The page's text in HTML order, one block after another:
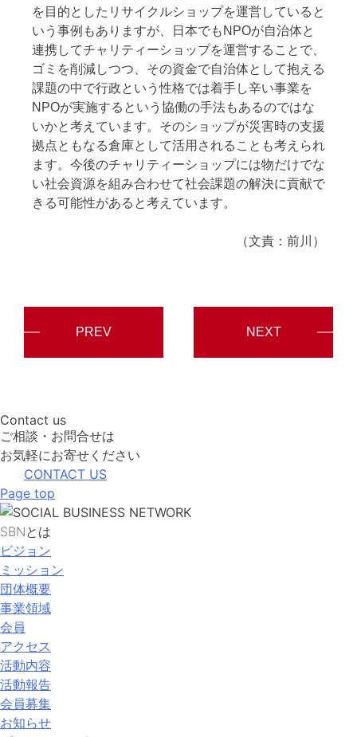
を目的としたリサイクルショップを運営していると
いう事例もありますが、日本でもNPOが自治体と
連携してチャリティーショップを運営することで、
ゴミを削減しつつ、その資金で自治体として抱える
課題の中で行政という性格では着手し辛い事業を
NPOが実施するという協働の手法もあるのではな
いかと考えています。そのショップが災害時の支援
拠点ともなる倉庫として活用されることも考えられ
ます。今後のチャリティーショップには物だけでな
い社会資源を組み合わせて社会課題の解決に貢献で
きる可能性があると考えています。
（文責：前川）
PREV NEXT
Contact us
ご相談・お問合せは
お気軽にお寄せください
CONTACT US
Page top
SBNとは
ビジョン
ミッション
団体概要
事業領域
会員
アクセス
活動内容
活動報告
会員募集
お知らせ